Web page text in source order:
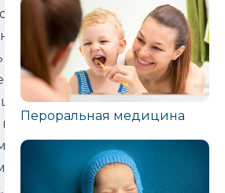
ароматизаторов, чем
не думает, что вино
и двадцать евро похоже по
дорогое вино не доставляет
удовольствия.
к вышеупомянутой
быть уверены, что более
продукта действительно того
основатель и генеральный
Пероральная медицина